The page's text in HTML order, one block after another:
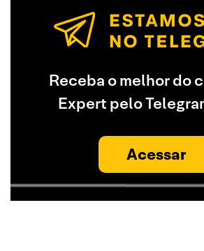
Receba o melhor do
Expert pelo
Acessar